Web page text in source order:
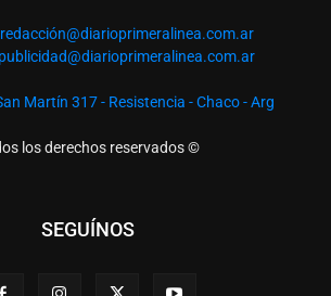
redacción@diarioprimeralinea.com.ar
publicidad@diarioprimeralinea.com.ar
Martín 317 - Resistencia - Chaco - Arg
los derechos reservados ©
SEGUÍNOS